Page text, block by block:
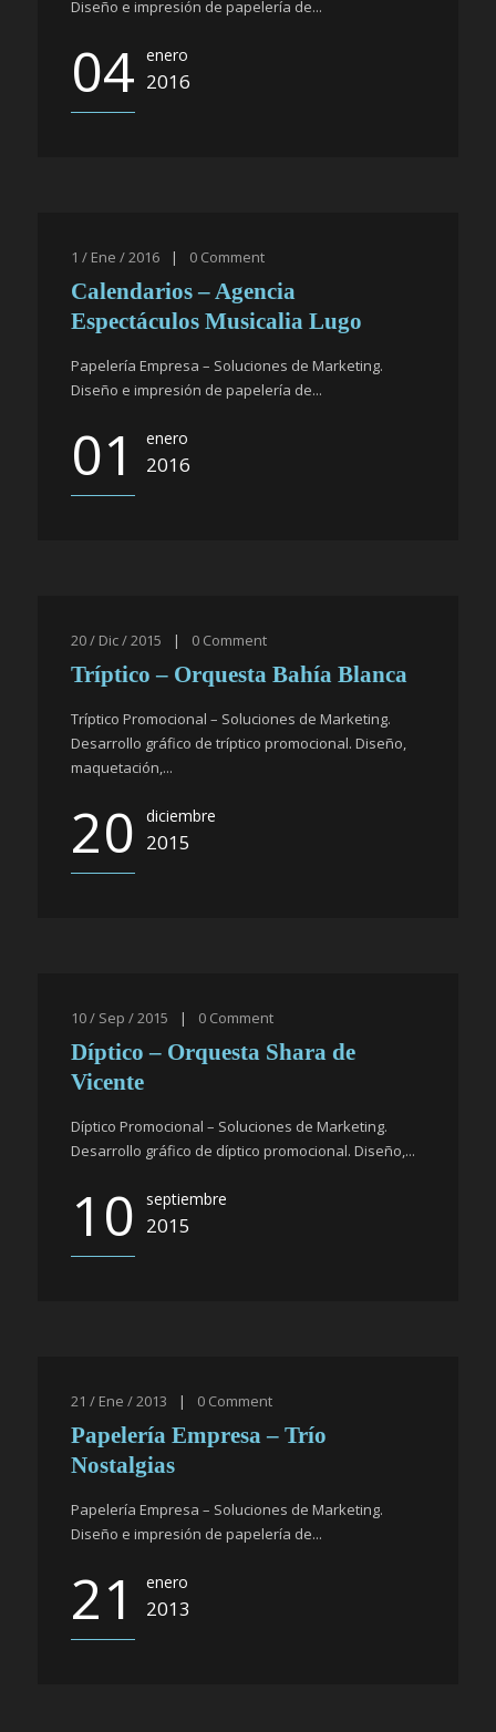
Diseño e impresión de papelería de...
04 enero
2016
1 / Ene / 2016 | 0 Comment
Calendarios – Agencia
Espectáculos Musicalia Lugo
Papelería Empresa – Soluciones de Marketing.
Diseño e impresión de papelería de...
01 enero
2016
20 / Dic / 2015 | 0 Comment
Tríptico – Orquesta Bahía Blanca
Tríptico Promocional – Soluciones de Marketing.
Desarrollo gráfico de tríptico promocional. Diseño,
maquetación,...
20 diciembre
2015
10 / Sep / 2015 | 0 Comment
Díptico – Orquesta Shara de
Vicente
Díptico Promocional – Soluciones de Marketing.
Desarrollo gráfico de díptico promocional. Diseño,...
10 septiembre
2015
21 / Ene / 2013 | 0 Comment
Papelería Empresa – Trío
Nostalgias
Papelería Empresa – Soluciones de Marketing.
Diseño e impresión de papelería de...
21 enero
2013